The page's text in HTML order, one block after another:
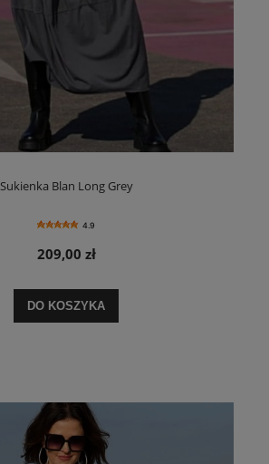
Sukienka Blan Long Grey
4.9
209,00 zł
DO KOSZYKA